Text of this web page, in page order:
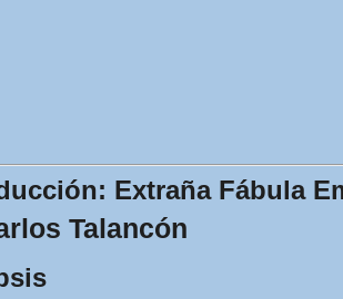
Extraña Fábula
Talancón